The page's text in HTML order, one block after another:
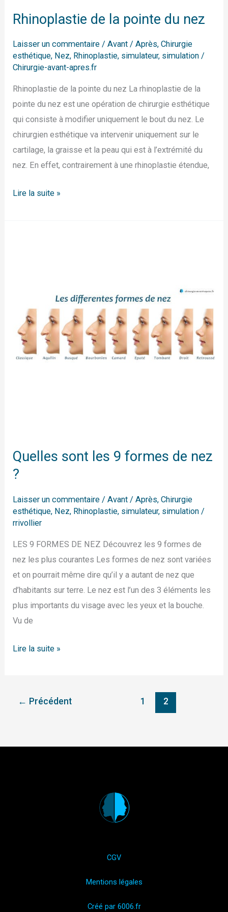
Rhinoplastie de la pointe du nez
Laisser un commentaire /Avant / Après,Chirurgie
esthétique, Nez, Rhinoplastie, simulateur, simulation /
Chirurgie-avant-apres.fr
Rhinoplastie de la pointe du nez La rhinoplastie de la
pointe du nez est une opération de chirurgie esthétique
qui consiste à modifier uniquement le bout du nez. Le
chirurgien esthétique va intervenir uniquement sur le
cartilage, la graisse et la peau qui est à l’extrémité du
nez. En effet, contrairement à une rhinoplastie étendue,
Lire la suite »
Quelles sont les 9 formes de nez
?
Laisser un commentaire /Avant / Après,Chirurgie
esthétique, Nez, Rhinoplastie, simulateur, simulation /
rrivollier
LES 9 FORMES DE NEZ Découvrez les 9 formes de
nez les plus courantes Les formes de nez sont variées
et on pourrait même dire qu’il y a autant de nez que
d’habitants sur terre. Le nez est l’un des 3 éléments les
plus importants du visage avec les yeux et la bouche.
Vu de
nez
Lire la suite »
← Précédent 1 2
CGV
Mentions légales
Créé par 6006.fr